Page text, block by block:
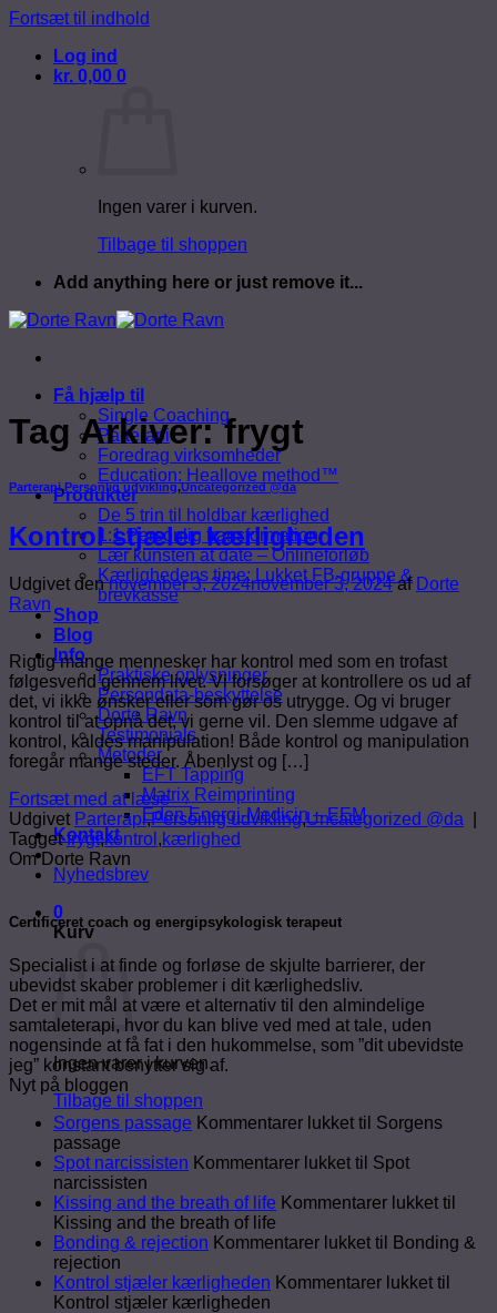
Fortsæt til indhold
Log ind
kr. 0,00 0
Ingen varer i kurven.
Tilbage til shoppen
Add anything here or just remove it...
Få hjælp til
Single Coaching
Parterapi
Foredrag virksomheder
Education: Heallove method™
Produkter
De 5 trin til holdbar kærlighed
1:1 Personlig transformation
Lær kunsten at date – Onlineforløb
Kærlighedens time: Lukket FB-gruppe &
brevkasse
Shop
Blog
Info
Praktiske oplysninger
Persondata-beskyttelse
Dorte Ravn
Testimonials
Metoder
EFT Tapping
Matrix Reimprinting
Eden Energi-Medicin – EEM
Kontakt
Nyhedsbrev
0
Kurv
Ingen varer i kurven.
Tilbage til shoppen
Tag Arkiver:frygt
Parterapi,Personlig udvikling,Uncategorized @da
Kontrol stjæler kærligheden
Udgivet dennovember 3, 2024november 3, 2024 af Dorte
Ravn
Rigtig mange mennesker har kontrol med som en trofast
følgesvend gennem livet. Vi forsøger at kontrollere os ud af
det, vi ikke ønsker eller som gør os utrygge. Og vi bruger
kontrol til at opnå det, vi gerne vil. Den slemme udgave af
kontrol, kaldes manipulation! Både kontrol og manipulation
foregår mange steder. Åbenlyst og […]
Fortsæt med at læse→
Udgivet Parterapi,Personlig udvikling,Uncategorized @da
Taggetfrygt,kontrol ,kærlighed
Om Dorte Ravn
Certificeret coach og energipsykologisk terapeut
Specialist i at finde og forløse de skjulte barrierer, der
ubevidst skaber problemer i dit kærlighedsliv.
Det er mit mål at være et alternativ til den almindelige
samtaleterapi, hvor du kan blive ved med at tale, uden
nogensinde at få fat i den hukommelse, som ”dit ubevidste
jeg” konstant benytter sig af.
Nyt på bloggen
Sorgens passage Kommentarer lukket til Sorgens
passage
Spot narcissisten Kommentarer lukket til Spot
narcissisten
Kissing and the breath of life Kommentarer lukket til
Kissing and the breath of life
Bonding & rejection Kommentarer lukket til Bonding &
rejection
Kontrol stjæler kærligheden Kommentarer lukket til
Kontrol stjæler kærligheden